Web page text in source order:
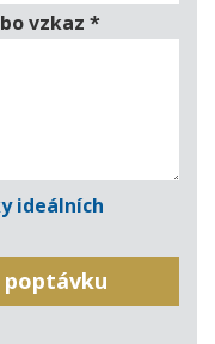
vzkaz *
ideálních